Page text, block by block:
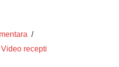
Video recepti